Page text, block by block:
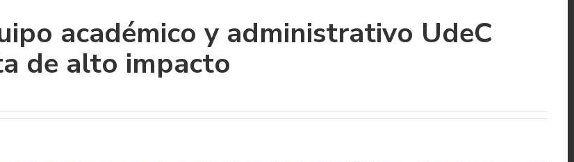
académico y administrativo UdeC
de alto impacto